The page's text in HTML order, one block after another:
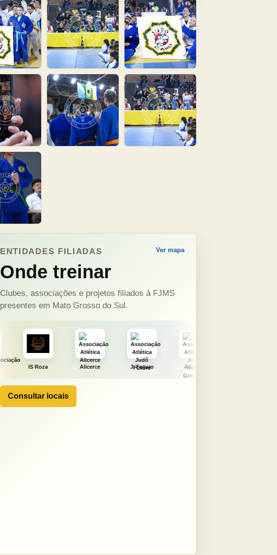
ENTIDADES FILIADAS
Onde treinar
Ver mapa
Clubes, associações e projetos filiados à FJMS
presentes em Mato Grosso do Sul.
Alicerce J. Futuro AAJNG TSURU
Consultar locais